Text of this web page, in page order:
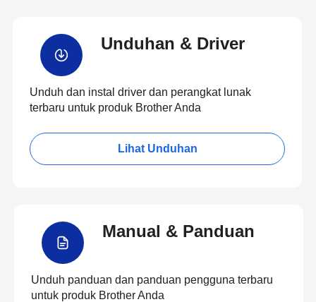
Unduhan & Driver
Unduh dan instal driver dan perangkat lunak
terbaru untuk produk Brother Anda
Lihat Unduhan
Manual & Panduan
Unduh panduan dan panduan pengguna terbaru
untuk produk Brother Anda